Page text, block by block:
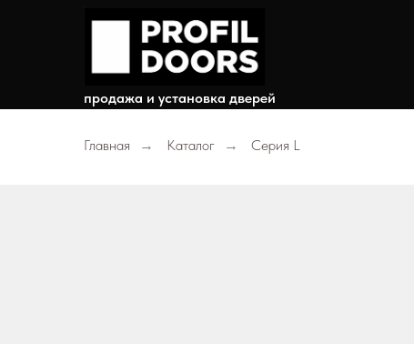
продажа и установка дверей
Главная → Каталог → Серия L